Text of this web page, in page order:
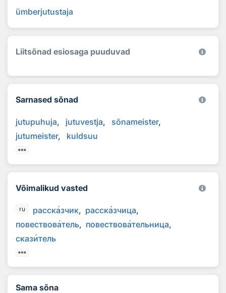
ümberjutustaja
Liitsõnad esiosaga puuduvad
Sarnased sõnad
jutupuhuja jutuvestja
sõnameister
jutumeister
kuldsuu
Võimalikud vasted
ru рассказчик рассказчица
повествователь повествовательница
сказитель
Sama sõna